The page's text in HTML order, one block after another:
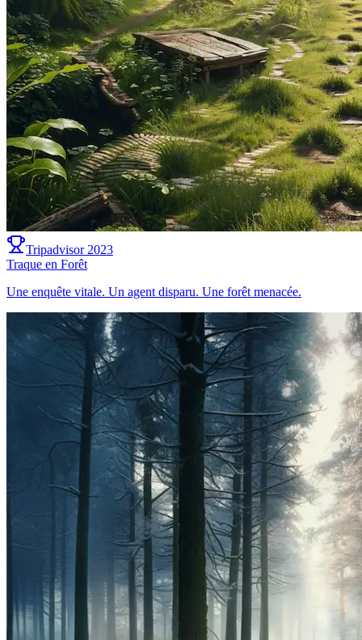
Tripadvisor 2023
Traque en Forêt
Une enquête vitale. Un agent disparu. Une forêt menacée.